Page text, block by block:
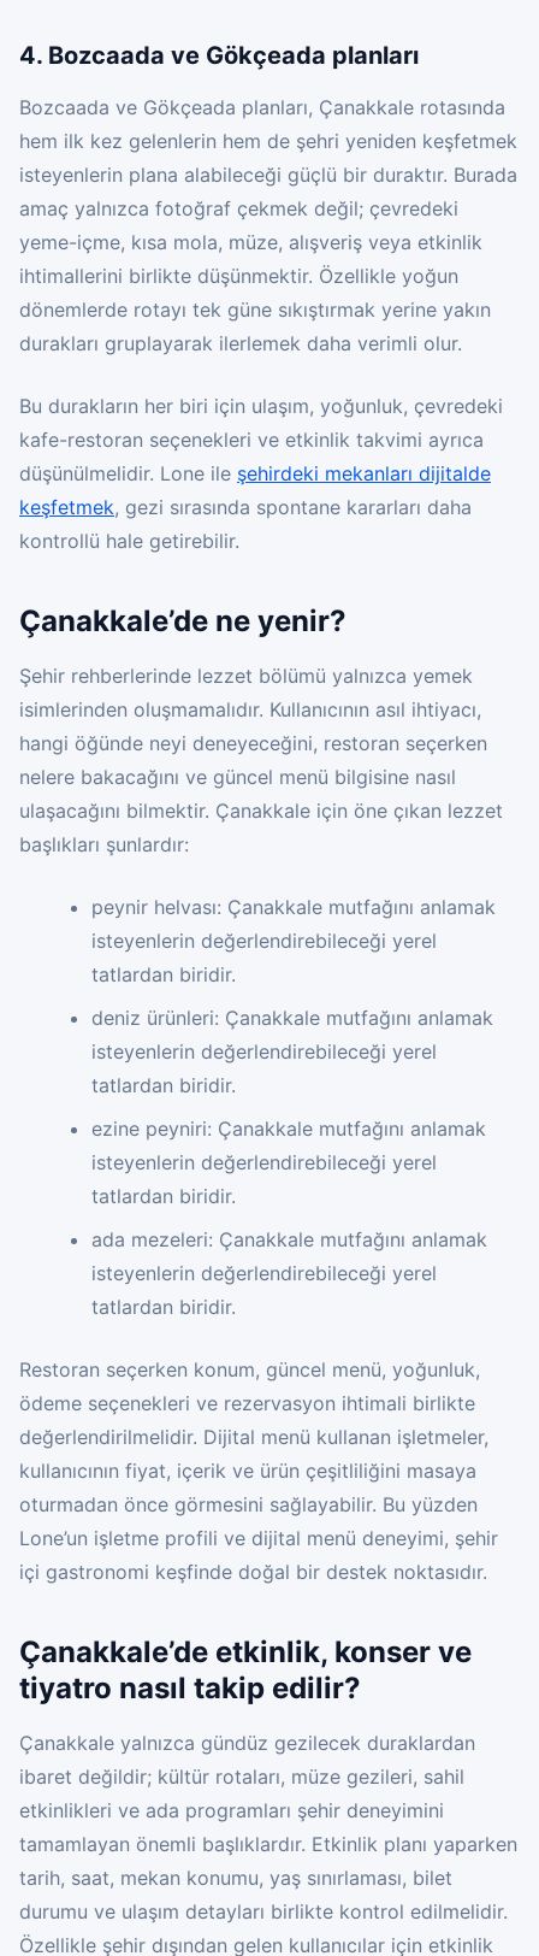
4. Bozcaada ve Gökçeada planları
Bozcaada ve Gökçeada planları, Çanakkale rotasında
hem ilk kez gelenlerin hem de şehri yeniden keşfetmek
isteyenlerin plana alabileceği güçlü bir duraktır. Burada
amaç yalnızca fotoğraf çekmek değil; çevredeki
yeme-içme, kısa mola, müze, alışveriş veya etkinlik
ihtimallerini birlikte düşünmektir. Özellikle yoğun
dönemlerde rotayı tek güne sıkıştırmak yerine yakın
durakları gruplayarak ilerlemek daha verimli olur.
Bu durakların her biri için ulaşım, yoğunluk, çevredeki
kafe-restoran seçenekleri ve etkinlik takvimi ayrıca
düşünülmelidir. Lone ile şehirdeki mekanları dijitalde
keşfetmek, gezi sırasında spontane kararları daha
kontrollü hale getirebilir.
Çanakkale’de ne yenir?
Şehir rehberlerinde lezzet bölümü yalnızca yemek
isimlerinden oluşmamalıdır. Kullanıcının asıl ihtiyacı,
hangi öğünde neyi deneyeceğini, restoran seçerken
nelere bakacağını ve güncel menü bilgisine nasıl
ulaşacağını bilmektir. Çanakkale için öne çıkan lezzet
başlıkları şunlardır:
peynir helvası: Çanakkale mutfağını anlamak
isteyenlerin değerlendirebileceği yerel
tatlardan biridir.
deniz ürünleri: Çanakkale mutfağını anlamak
isteyenlerin değerlendirebileceği yerel
tatlardan biridir.
ezine peyniri: Çanakkale mutfağını anlamak
isteyenlerin değerlendirebileceği yerel
tatlardan biridir.
ada mezeleri: Çanakkale mutfağını anlamak
isteyenlerin değerlendirebileceği yerel
tatlardan biridir.
Restoran seçerken konum, güncel menü, yoğunluk,
ödeme seçenekleri ve rezervasyon ihtimali birlikte
değerlendirilmelidir. Dijital menü kullanan işletmeler,
kullanıcının fiyat, içerik ve ürün çeşitliliğini masaya
oturmadan önce görmesini sağlayabilir. Bu yüzden
Lone’un işletme profili ve dijital menü deneyimi, şehir
içi gastronomi keşfinde doğal bir destek noktasıdır.
Çanakkale’de etkinlik, konser ve
tiyatro nasıl takip edilir?
Çanakkale yalnızca gündüz gezilecek duraklardan
ibaret değildir; kültür rotaları, müze gezileri, sahil
etkinlikleri ve ada programları şehir deneyimini
tamamlayan önemli başlıklardır. Etkinlik planı yaparken
tarih, saat, mekan konumu, yaş sınırlaması, bilet
durumu ve ulaşım detayları birlikte kontrol edilmelidir.
Özellikle şehir dışından gelen kullanıcılar için etkinlik